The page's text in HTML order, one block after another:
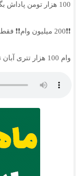
100 هزار تومن پاداش بگیر | ثبت نام کن
❗❗200 میلیون وام❗❗ فقط با احراز هویت
وام 100 هزار تتری آبان تتر | فوری، فقط با احراز هویت